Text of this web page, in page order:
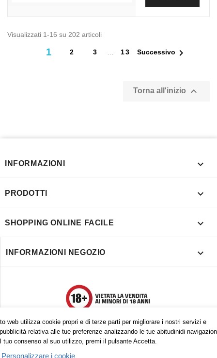
Visualizzati 1-16 su 202 articoli
1 2 3 … 13 Successivo 
Torna all'inizio 
web utilizza cookie propri e di terze parti per migliorare i nostri servizi e
relativa alle tue preferenze analizzando le tue abitudinidi
tuo consenso al suo utilizzo, premi il pulsante Accetta.
Personalizzare i cookie
INFORMAZIONI 
PRODOTTI 
SHOPPING ONLINE FACILE 
INFORMAZIONI NEGOZIO 